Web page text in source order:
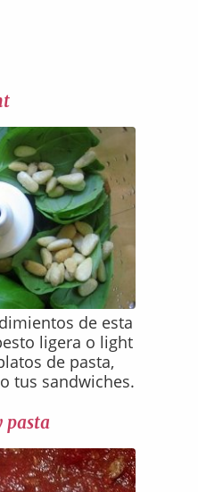
de esta
ligera o light
de pasta,
tus sandwiches.
pasta